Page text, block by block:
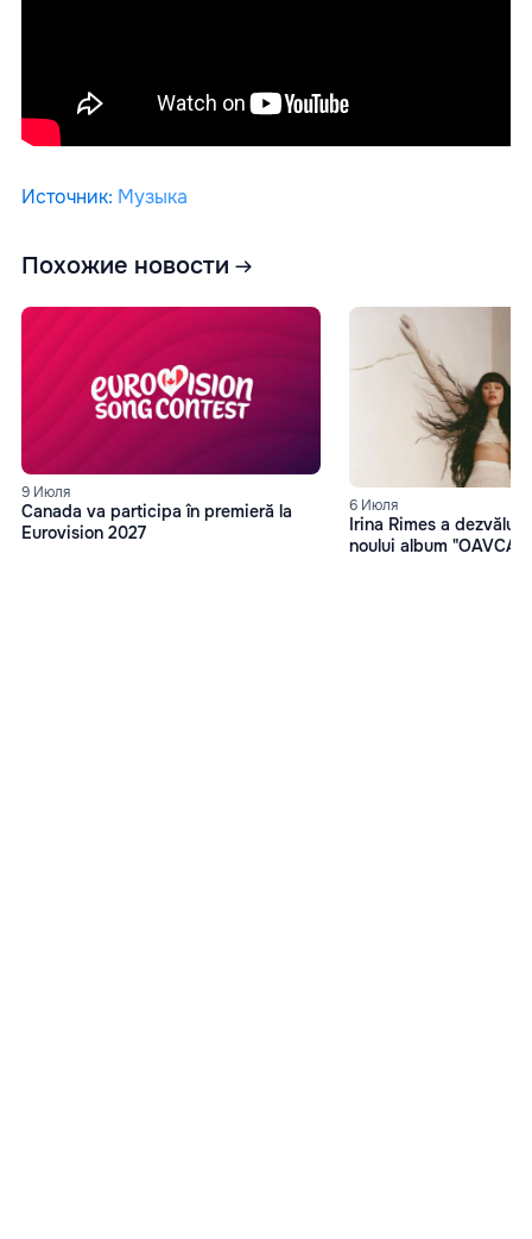
Источник: Музыка
Похожие новости
9 Июля
Canada va participa în premieră la
Eurovision 2027
6 Июля
Irina Rimes a
noului album